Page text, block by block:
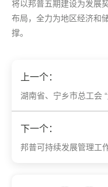
将以邦普五期建设为发展
布局，全力为地区经济和
撑。
上一个：
湖南省、宁乡市总工会
下一个：
邦普可持续发展管理工